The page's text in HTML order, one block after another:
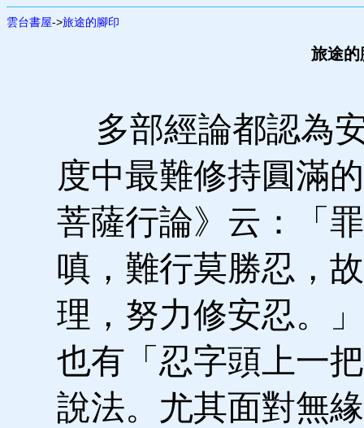
雲台書屋->旅途的腳印
旅途
多部經論都認為
度中最難修持圓滿
菩薩行論》云：「
嗔，難行莫勝忍，
理，努力修安忍。
也有「忍字頭上一
說法。尤其面對無